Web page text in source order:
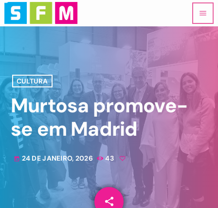
menu
CULTURA
Murtosa promove-
se em Madrid
today 24 DE JANEIRO, 2026 43
share
email